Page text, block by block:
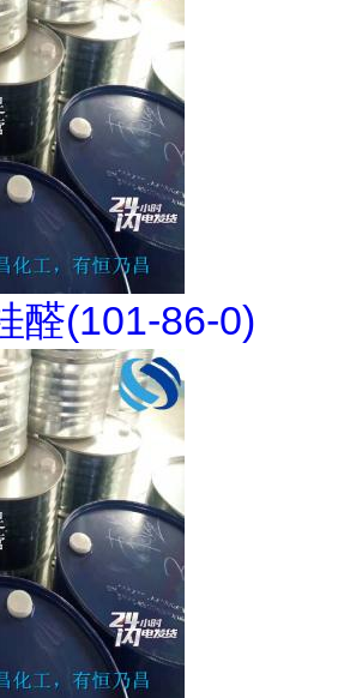
醛(101-86-0)